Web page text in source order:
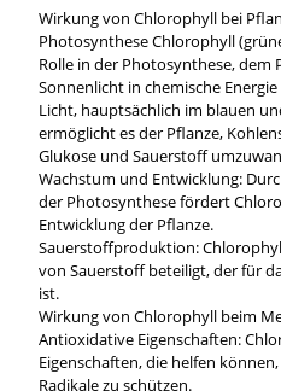
Wirkung von Chlorophyll bei
Photosynthese Chlorophyll
Rolle in der Photosynthese, dem
Sonnenlicht in chemische
Licht, hauptsächlich im blauen
ermöglicht es der Pflanze,
Glukose und Sauerstoff
Wachstum und Entwicklung:
der Photosynthese fördert
Entwicklung der Pflanze.
Sauerstoffproduktion:
von Sauerstoff beteiligt, der für
ist.
Wirkung von Chlorophyll beim
Antioxidative Eigenschaften:
Eigenschaften, die helfen
Radikale zu schützen.